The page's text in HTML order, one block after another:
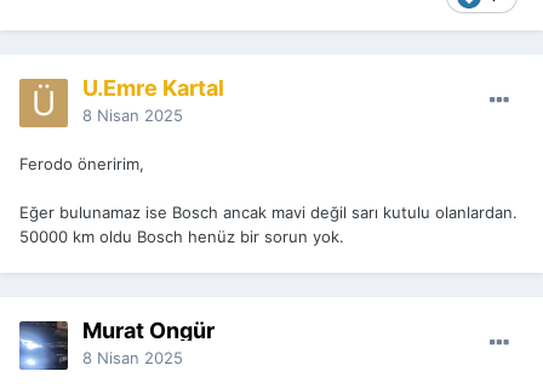
Ü.Emre Kartal
8 Nisan 2025
Ferodo öneririm,
Eğer bulunamaz ise Bosch ancak mavi değil sarı kutulu olanlardan.
50000 km oldu Bosch henüz bir sorun yok.
Murat Öngür
8 Nisan 2025